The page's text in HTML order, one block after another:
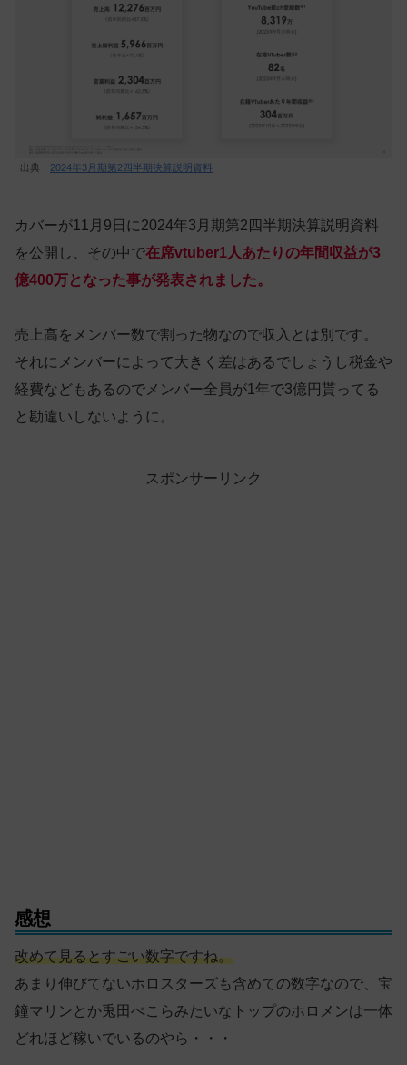
出典： 2024年3月期第2四半期決算説明資料
カバーが11月9日に2024年3月期第2四半期決算説明資料
を公開し、その中で在席vtuber1人あたりの年間収益が3
億400万となった事が発表されました。
売上高をメンバー数で割った物なので収入とは別です。
それにメンバーによって大きく差はあるでしょうし税金や
経費などもあるのでメンバー全員が1年で3億円貰ってる
と勘違いしないように。
スポンサーリンク
感想
改めて見るとすごい数字ですね。
あまり伸びてないホロスターズも含めての数字なので、宝
鐘マリンとか兎田ぺこらみたいなトップのホロメンは一体
どれほど稼いでいるのやら・・・